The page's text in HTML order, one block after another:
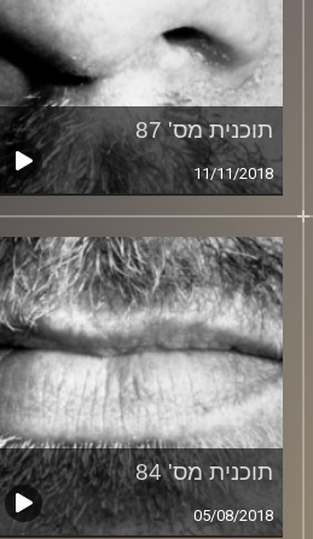
תוכנית מס' 87
11/11/2018
תוכנית מס' 84
05/08/2018